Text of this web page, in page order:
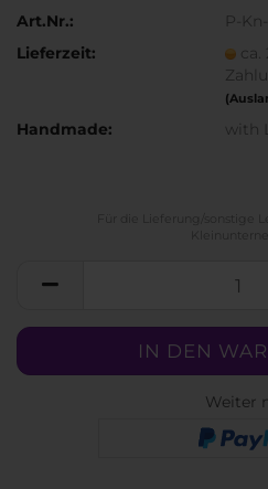
Art.Nr.:
P-
Lieferzeit:
Handmade: with
Weiter